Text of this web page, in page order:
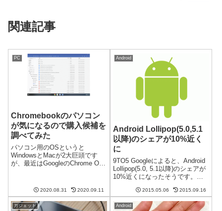
関連記事
PC
Chromebookのパソコン
が気になるので購入候補を
調べてみた
パソコン用のOSというと
WindowsとMacが2大巨頭です
が、最近はGoogleのChrome OS
OSにはない魅力を持った
Chrome OSを搭載した
Chromebookが気に...
2020.08.31 2020.09.11
Android
Android Lollipop(5.0,5.1
以降)のシェアが10%近く
に
9TO5 Googleによると、Android
Lollipop(5.0, 5.1以降)のシェアが
10%近くになったそうです。少
いってますね。2015年5月の
Androidのバージョン別のシェア
現在のシェアはこん...
2015.05.06 2015.09.16
ガジェット Android